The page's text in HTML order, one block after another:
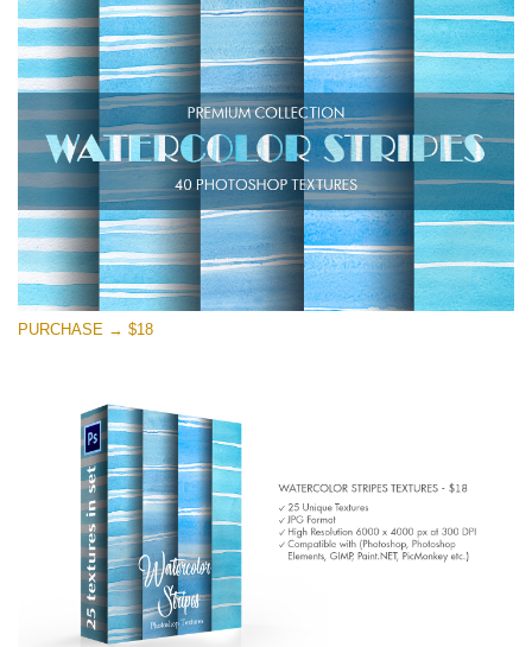
Small 800*533px
Stripes Watercolor
(25 Overlays)
Large 6000*4000px
Entire Collection
(1783 Overlays)
Large 6000*4000px
ดาวน์โหลดฟรี
PURCHASE → $18